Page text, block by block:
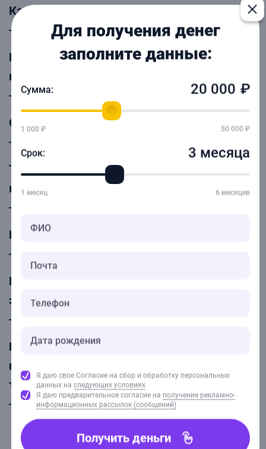
Как работает ваш сервис?
Почему лучше через вас, а не в банк
напрямую?
С какими городами вы работаете?
Требуется ли мне проверка
кредитоспособности?
Как быстро я могу получить деньги?
Если я захочу вернуть заём досрочно –
это возможно?
Много сталкивался со скрытыми
процентами и штрафными пенями. У вас
такого нет?
Для получения денег
заполните данные:
Сумма:
1 000 ₽ 50 000 ₽
Срок: 3 месяца
1 месяц 6 месяцев
Я даю свое Согласие на сбор и обработку персональных
данных на следующих условиях
Я даю предварительное согласие на получение рекламно-
информационных рассылок (сообщений)
Получить деньги